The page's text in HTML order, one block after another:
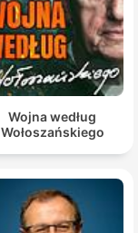
Wojna według
Wołoszańskiego